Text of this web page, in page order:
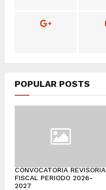
POPULAR POSTS
CONVOCATORIA REVISORÍA
FISCAL PERIODO 2026-
2027